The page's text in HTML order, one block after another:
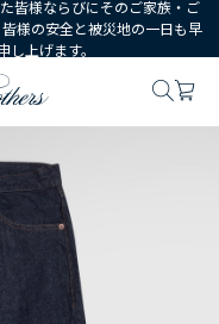
皆様ならびにそのご家族・ご
様の安全と被災地の一日も早
上げます。
ジュアルパンツ ワンウォ